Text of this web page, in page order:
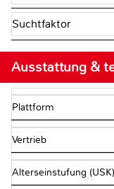
Suchtfaktor
Ausstattung &
Plattform
Vertrieb
Alterseinstufung (USK)